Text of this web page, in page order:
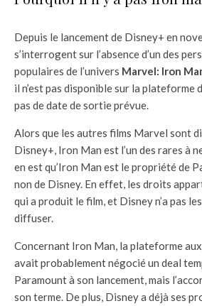
Depuis le lancement de Disney+ en
s’interrogent sur l’absence d’un des
populaires de l’univers Marvel: Iron
il n’est pas disponible sur la plateforme
pas de date de sortie prévue.
Alors que les autres films Marvel sont
Disney+, Iron Man est l’un des rares à
en est qu’Iron Man est le propriété de
non de Disney. En effet, les droits
qui a produit le film, et Disney n’a pas
diffuser.
Concernant Iron Man, la plateforme
avait probablement négocié un deal
Paramount à son lancement, mais
son terme. De plus, Disney a déjà ses